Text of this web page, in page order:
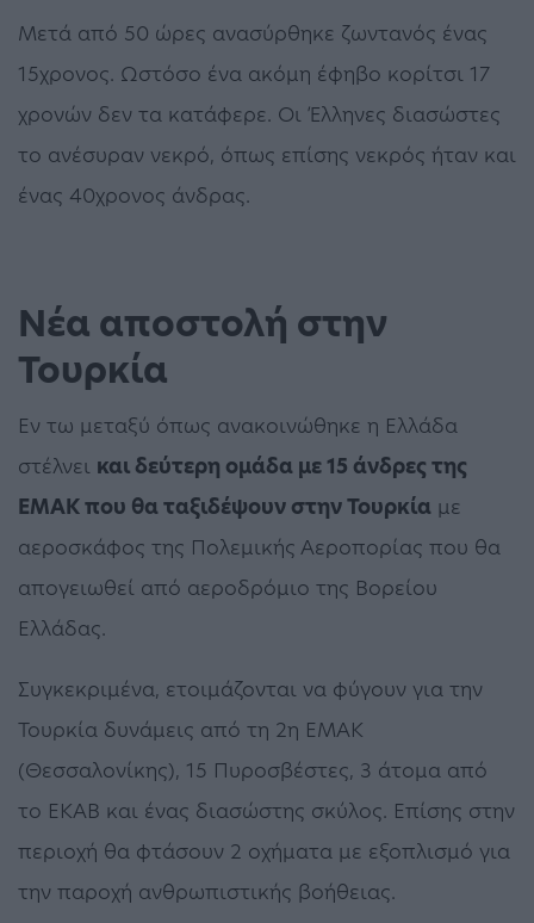
Μετά από 50 ώρες ανασύρθηκε ζωντανός ένας
15χρονος. Ωστόσο ένα ακόμη έφηβο κορίτσι 17
χρονών δεν τα κατάφερε. Οι Έλληνες διασώστες
το ανέσυραν νεκρό, όπως επίσης νεκρός ήταν και
ένας 40χρονος άνδρας.
Νέα αποστολή στην
Τουρκία
Εν τω μεταξύ όπως ανακοινώθηκε η Ελλάδα
στέλνει και δεύτερη ομάδα με 15 άνδρες της
ΕΜΑΚ που θα ταξιδέψουν στην Τουρκία με
αεροσκάφος της Πολεμικής Αεροπορίας που θα
απογειωθεί από αεροδρόμιο της Βορείου
Ελλάδας.
Συγκεκριμένα, ετοιμάζονται να φύγουν για την
Τουρκία δυνάμεις από τη 2η ΕΜΑΚ
(Θεσσαλονίκης), 15 Πυροσβέστες, 3 άτομα από
το ΕΚΑΒ και ένας διασώστης σκύλος. Επίσης στην
περιοχή θα φτάσουν 2 οχήματα με εξοπλισμό για
την παροχή ανθρωπιστικής βοήθειας.